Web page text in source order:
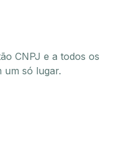
CNPJ e a todos os
um só lugar.